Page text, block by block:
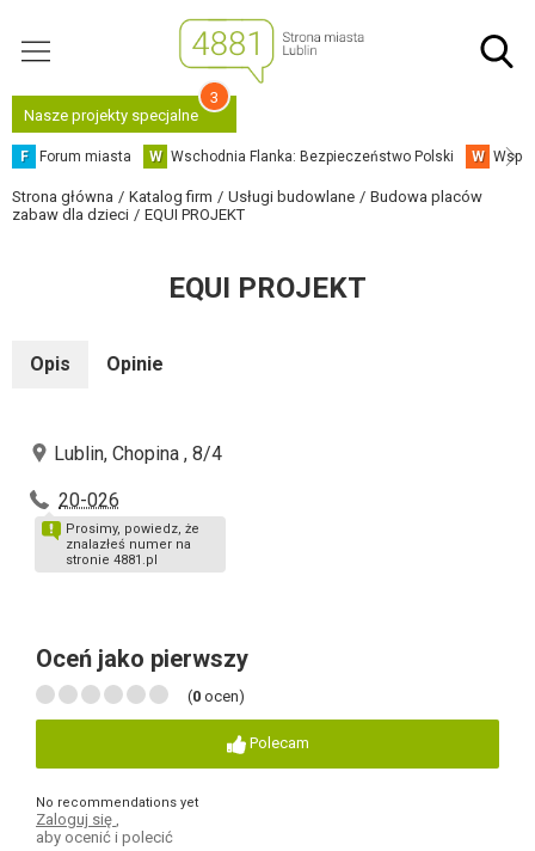
Nasze projekty specjalne
3
F Forum miasta W Wschodnia Flanka: Bezpieczeństwo Polski W
Strona główna Katalog firm Usługi budowlane
Budowa placów
zabaw dla dzieci
EQUI PROJEKT
EQUI PROJEKT
Opis Opinie
Lublin, Chopina , 8/4
20-026
Prosimy, powiedz, że
znalazłeś numer na
stronie 4881.pl
Oceń jako pierwszy
(0 ocen)
Polecam
No recommendations yet
Zaloguj się
aby ocenić i polecić